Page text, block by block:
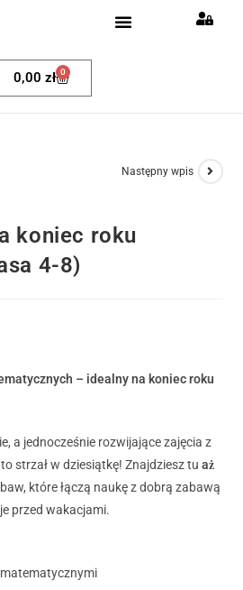
0,00 zł 0
Następny wpis
koniec roku
4-8)
– idealny na koniec roku
a jednocześnie rozwijające zajęcia z
strzał w dziesiątkę! Znajdziesz tu aż
które łączą naukę z dobrą zabawą
przed wakacjami.
matematycznymi